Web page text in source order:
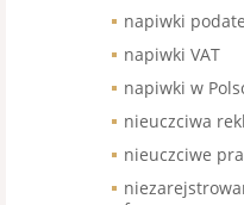
napiwki
napiwki VAT
napiwki w
nieuczciwa
nieuczciwe